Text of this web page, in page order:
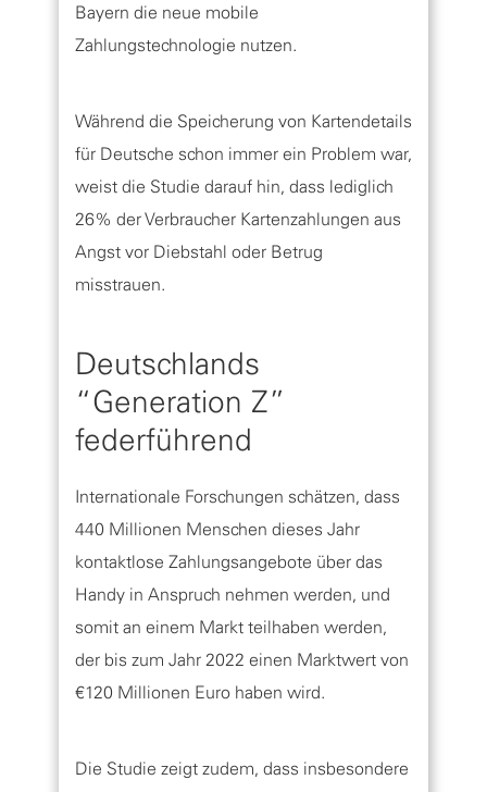
Bayern die neue mobile
Zahlungstechnologie nutzen.
Während die Speicherung von Kartendetails
für Deutsche schon immer ein Problem war,
weist die Studie darauf hin, dass lediglich
26% der Verbraucher Kartenzahlungen aus
Angst vor Diebstahl oder Betrug
misstrauen.
Deutschlands
“Generation Z”
federführend
Internationale Forschungen schätzen, dass
440 Millionen Menschen dieses Jahr
kontaktlose Zahlungsangebote über das
Handy in Anspruch nehmen werden, und
somit an einem Markt teilhaben werden,
der bis zum Jahr 2022 einen Marktwert von
€120 Millionen Euro haben wird.
Die Studie zeigt zudem, dass insbesondere